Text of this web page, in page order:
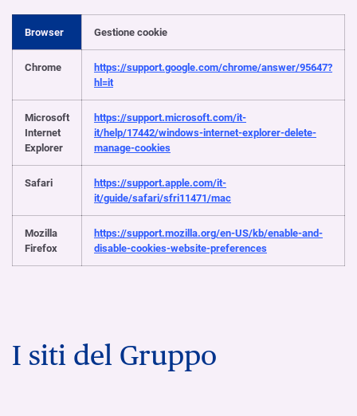
Browser Gestione cookie
Chrome
https://support.google.com/chrome/answer/95647?
hl=it
Microsoft
Internet
Explorer
https://support.microsoft.com/it-
it/help/17442/windows-internet-explorer-delete-
manage-cookies
Safari
https://support.apple.com/it-
it/guide/safari/sfri11471/mac
Mozilla
Firefox
https://support.mozilla.org/en-US/kb/enable-and-
disable-cookies-website-preferences
I siti del Gruppo